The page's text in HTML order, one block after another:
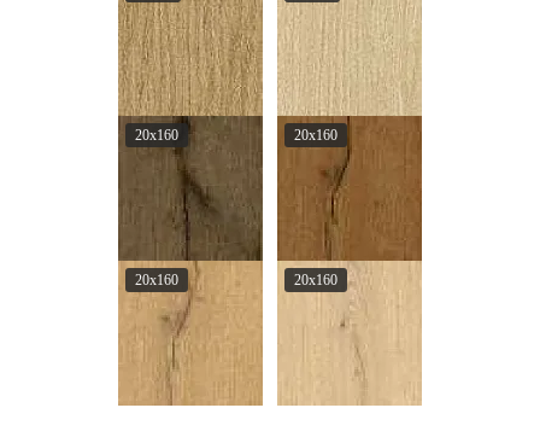
20x160 20x160
20x160 20x160